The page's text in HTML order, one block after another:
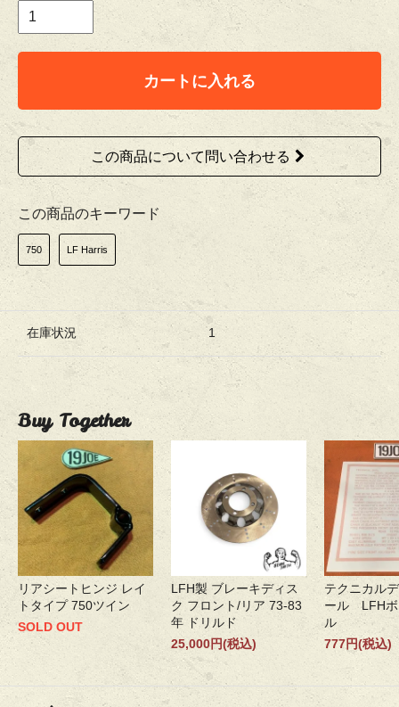
カートに入れる
この商品について問い合わせる
この商品のキーワード
750 LF Harris
在庫状況 1
Buy Together
リアシートヒンジ レイ
トタイプ 750ツイン
SOLD OUT
LFH製 ブレーキディス
ク フロント/リア 73-83
年 ドリルド
25,000円(税込)
テクニカル
ール LFHボ
ル
777円(税込)